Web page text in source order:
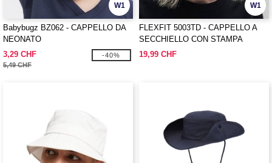
W1
Babybugz BZ062 - CAPPELLO DA
NEONATO
3,29 CHF
5,49 CHF
-40%
W1
FLEXFIT 5003TD - CAPPELLO A
SECCHIELLO CON STAMPA
FESTIVAL
19,99 CHF